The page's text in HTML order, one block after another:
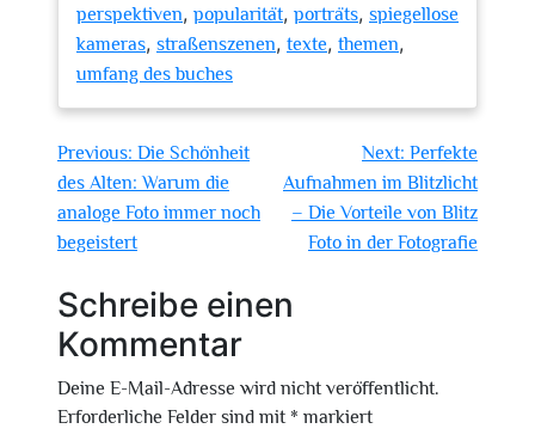
perspektiven, popularität, porträts, spiegellose
kameras, straßenszenen, texte, themen,
umfang des buches
Beitragsnavigation
Previous: Die Schönheit
des Alten: Warum die
analoge Foto immer noch
begeistert
Next: Perfekte
Aufnahmen im Blitzlicht
– Die Vorteile von Blitz
Foto in der Fotografie
Schreibe einen
Kommentar
Deine E-Mail-Adresse wird nicht veröffentlicht.
Erforderliche Felder sind mit * markiert